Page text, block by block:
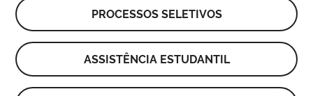
PROCESSOS SELETIVOS
ASSISTÊNCIA ESTUDANTIL